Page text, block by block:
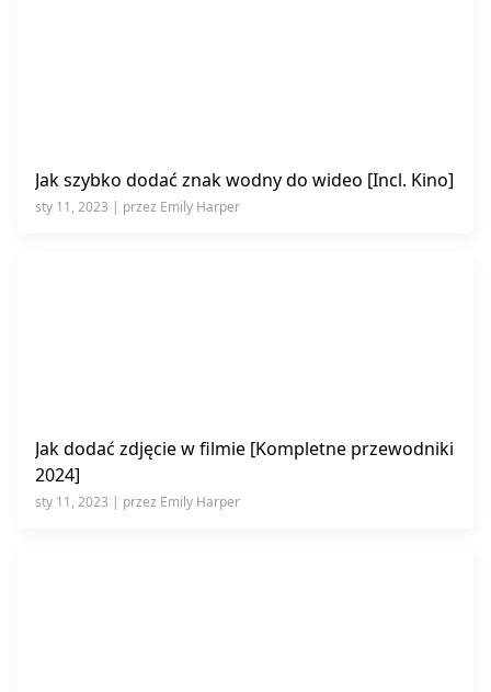
Jak szybko dodać znak wodny do wideo [Incl. Kino]
sty 11, 2023 | przez Emily Harper
Jak dodać zdjęcie w filmie [Kompletne przewodniki
2024]
sty 11, 2023 | przez Emily Harper